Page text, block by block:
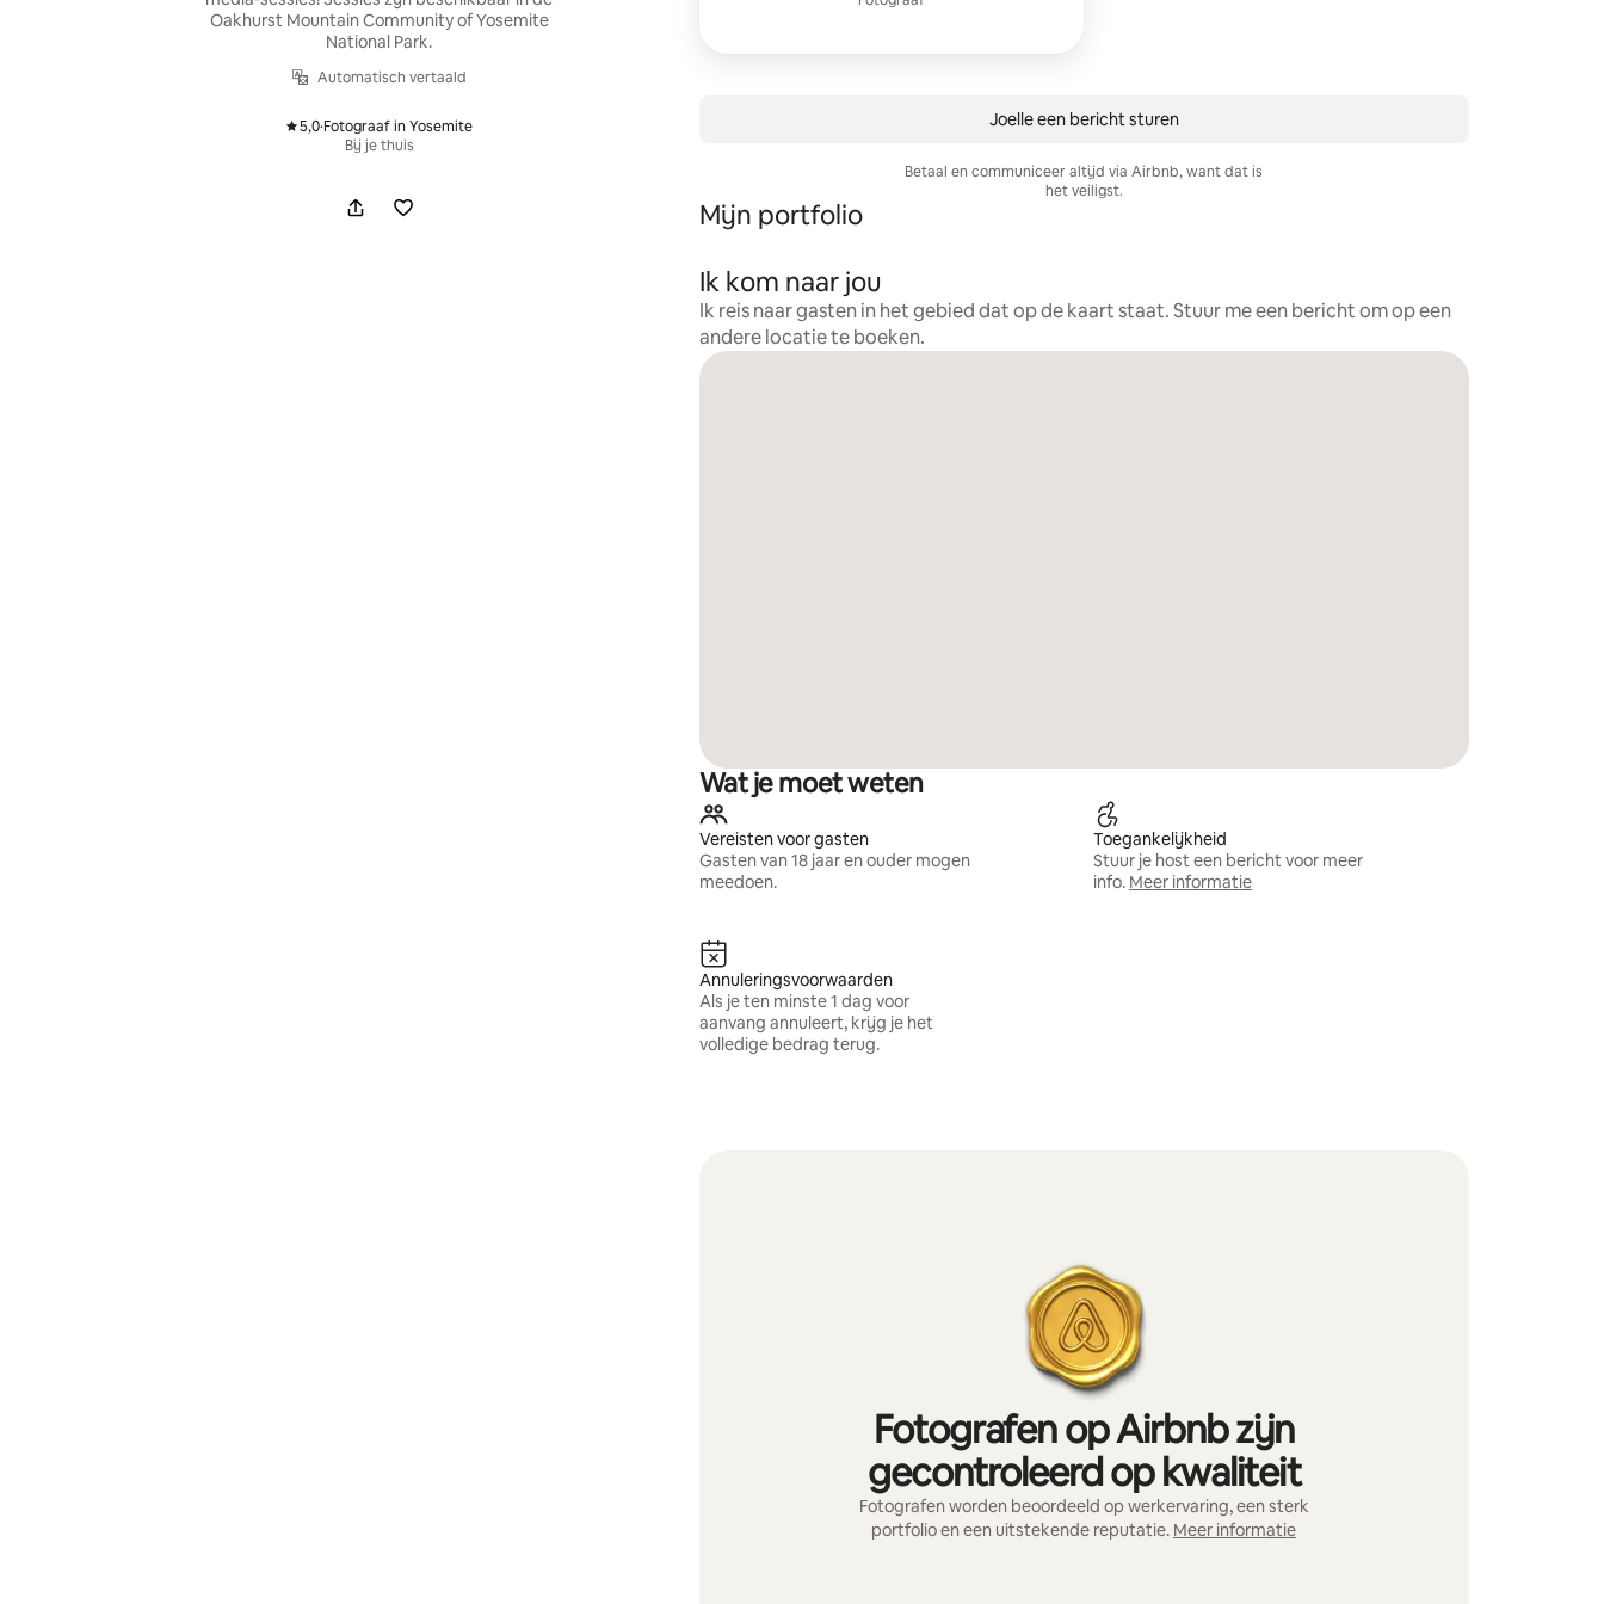
Oakhurst Mountain Community of Yosemite
National Park.
Automatisch vertaald
5,0
, ·Fotograaf in Yosemite
Bij je thuis
Joelle een bericht sturen
Betaal en communiceer altijd via Airbnb, want dat is
het veiligst.
Mijn portfolio
Ik kom naar jou
Ik reis naar gasten in het gebied dat op de kaart staat. Stuur me een bericht om op een
andere locatie te boeken.
Wat je moet weten
Vereisten voor gasten
Gasten van 18 jaar en ouder mogen
meedoen.
Toegankelijkheid
Stuur je host een bericht voor meer
info. Meer informatie
Annuleringsvoorwaarden
Als je ten minste 1 dag voor
aanvang annuleert, krijg je het
volledige bedrag terug.
Fotografen op Airbnb zijn
gecontroleerd op kwaliteit
Fotografen worden beoordeeld op werkervaring, een sterk
portfolio en een uitstekende reputatie. Meer informatie